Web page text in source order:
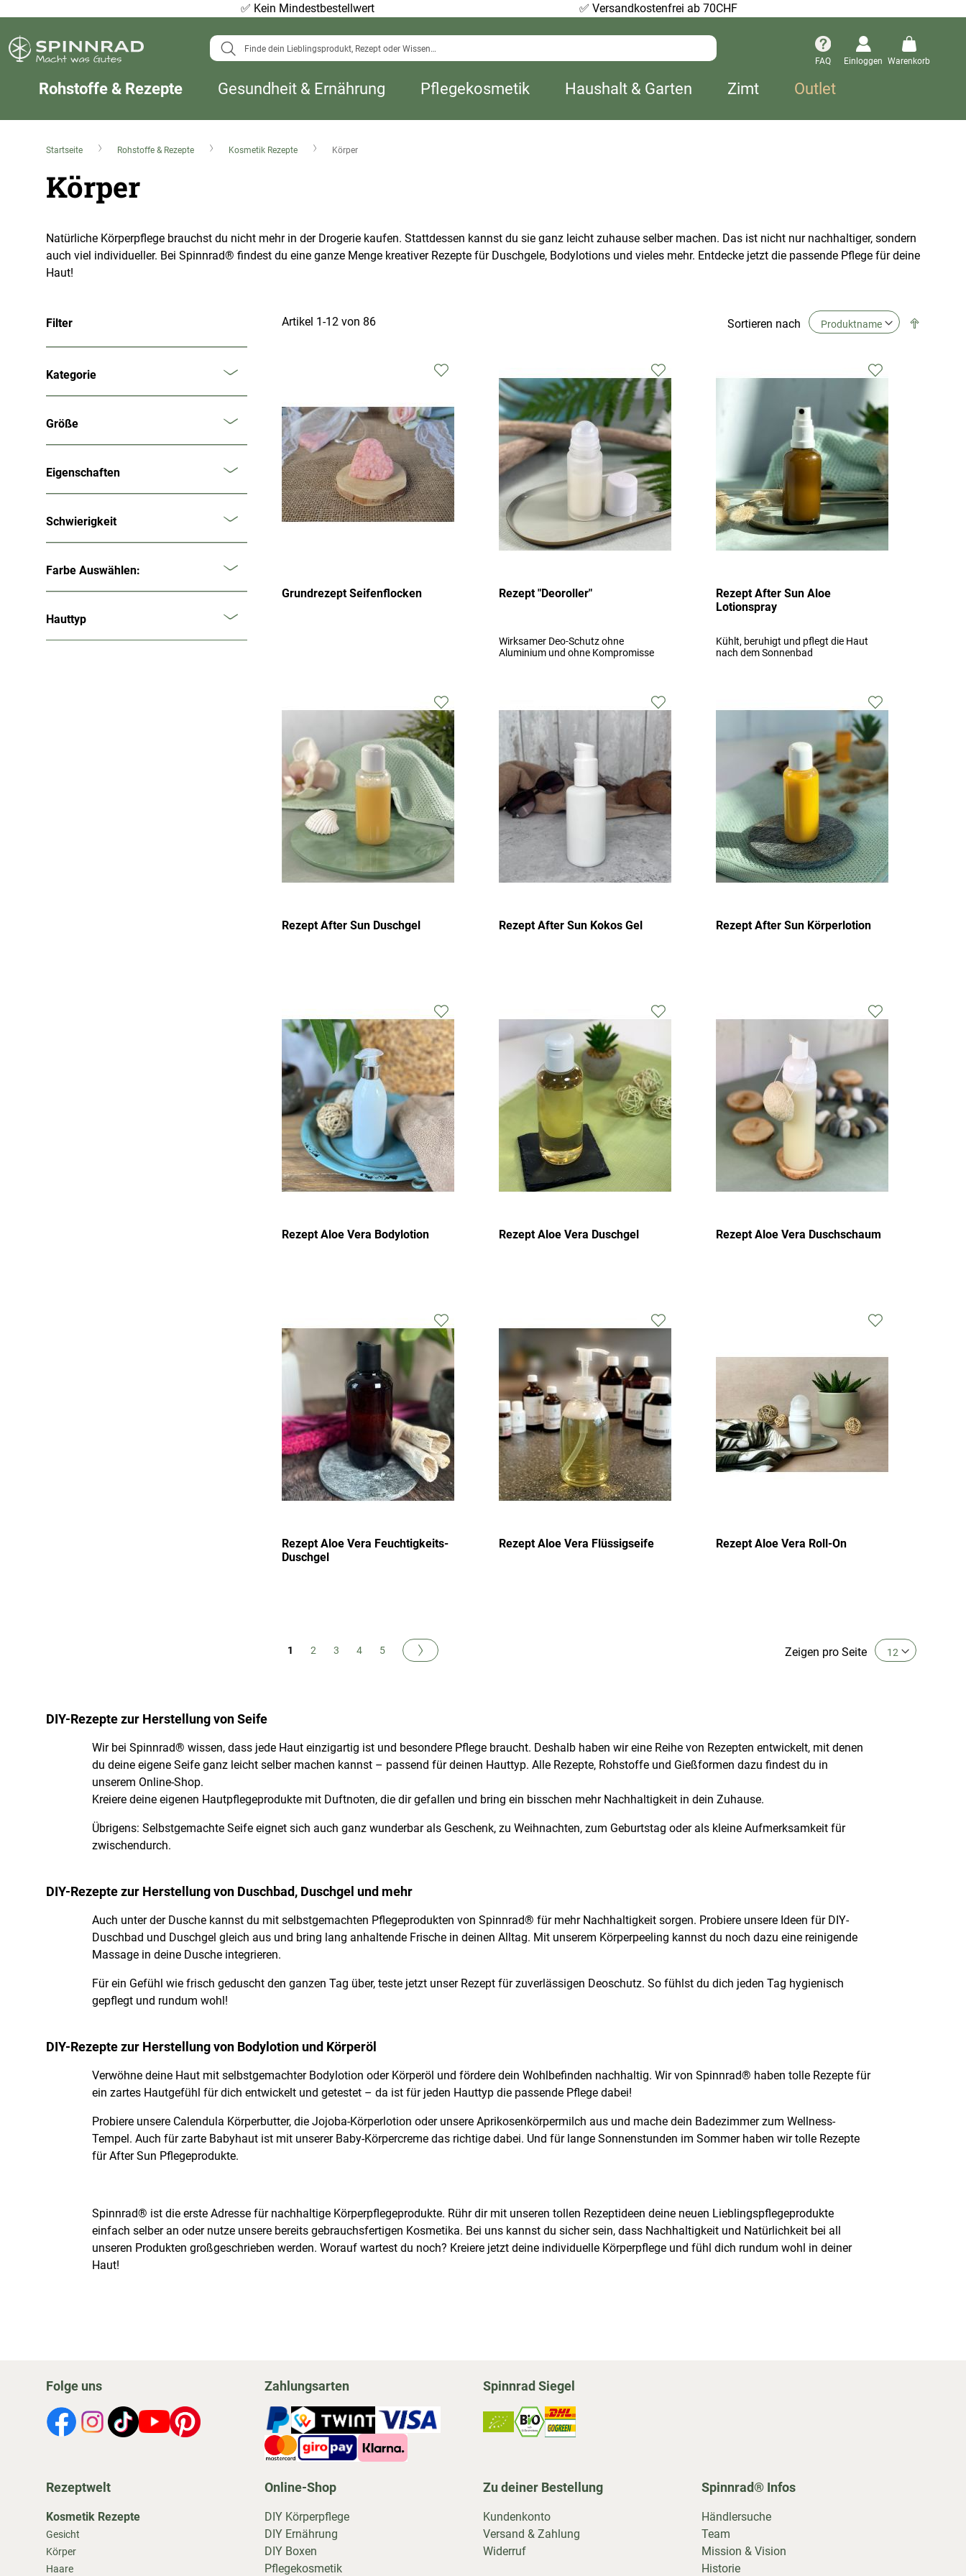
✅ Kein Mindestbestellwert ✅Versandkostenfrei ab 70CHF
Suche FAQ Einloggen Warenkorb
Rohstoffe & Rezepte Gesundheit & Ernährung Pflegekosmetik Haushalt & Garten Zimt Outlet
Startseite Rohstoffe & Rezepte Kosmetik Rezepte Körper
Körper
Natürliche Körperpflege brauchst du nicht mehr in der Drogerie kaufen. Stattdessen kannst du sie ganz leicht zuhause selber machen. Das ist nicht nur nachhaltiger, sondern
auch viel individueller. Bei Spinnrad® findest du eine ganze Menge kreativer Rezepte für Duschgele, Bodylotions und vieles mehr. Entdecke jetzt die passende Pflege für deine
Haut!
Filter
Kategorie
Größe
Eigenschaften
Schwierigkeit
Farbe Auswählen:
Hauttyp
Artikel 1-12 von 86 Sortieren nach
Grundrezept Seifenflocken
Wunschliste
hinzufügen
Rezept "Deoroller"
Wirksamer Deo-Schutz ohne
Aluminium und ohne Kompromisse
Wunschliste
hinzufügen
Rezept After Sun Aloe
Lotionspray
Kühlt, beruhigt und pflegt die Haut
nach dem Sonnenbad
Zur
hinzufügen
Rezept After Sun Duschgel
Wunschliste
hinzufügen
Rezept After Sun Kokos Gel Rezept After Sun Körperlotion
Zur
Wunschliste
hinzufügen
Rezept Aloe Vera Bodylotion
Wunschliste
hinzufügen
Rezept Aloe Vera Duschgel
hinzufügen
Rezept Aloe Vera Duschschaum
Zur
Rezept Aloe Vera Feuchtigkeits-
Duschgel
Wunschliste
hinzufügen
Rezept Aloe Vera Flüssigseife
hinzufügen
Rezept Aloe Vera Roll-On
Zur
Buchseite
Sie lesen gerade Seite
1 Buchseite
2 Buchseite
3 Buchseite
4 Buchseite
5 Buchseite
Nächste Zeigen pro Seite
DIY-Rezepte zur Herstellung von Seife
Wir bei Spinnrad® wissen, dass jede Haut einzigartig ist und besondere Pflege braucht. Deshalb haben wir eine Reihe von Rezepten entwickelt, mit denen
du deine eigene Seife ganz leicht selber machen kannst – passend für deinen Hauttyp. Alle Rezepte, Rohstoffe und Gießformen dazu findest du in
unserem Online-Shop.
Kreiere deine eigenen Hautpflegeprodukte mit Duftnoten, die dir gefallen und bring ein bisschen mehr Nachhaltigkeit in dein Zuhause.
Übrigens: Selbstgemachte Seife eignet sich auch ganz wunderbar als Geschenk, zu Weihnachten, zum Geburtstag oder als kleine Aufmerksamkeit für
zwischendurch.
DIY-Rezepte zur Herstellung von Duschbad, Duschgel und mehr
Auch unter der Dusche kannst du mit selbstgemachten Pflegeprodukten von Spinnrad® für mehr Nachhaltigkeit sorgen. Probiere unsere Ideen für DIY-
Duschbad und Duschgel gleich aus und bring lang anhaltende Frische in deinen Alltag. Mit unserem Körperpeeling kannst du noch dazu eine reinigende
Massage in deine Dusche integrieren.
Für ein Gefühl wie frisch geduscht den ganzen Tag über, teste jetzt unser Rezept für zuverlässigen Deoschutz. So fühlst du dich jeden Tag hygienisch
gepflegt und rundum wohl!
DIY-Rezepte zur Herstellung von Bodylotion und Körperöl
Verwöhne deine Haut mit selbstgemachter Bodylotion oder Körperöl und fördere dein Wohlbefinden nachhaltig. Wir von Spinnrad® haben tolle Rezepte für
ein zartes Hautgefühl für dich entwickelt und getestet – da ist für jeden Hauttyp die passende Pflege dabei!
Probiere unsere Calendula Körperbutter, die Jojoba-Körperlotion oder unsere Aprikosenkörpermilch aus und mache dein Badezimmer zum Wellness-
Tempel. Auch für zarte Babyhaut ist mit unserer Baby-Körpercreme das richtige dabei. Und für lange Sonnenstunden im Sommer haben wir tolle Rezepte
für After Sun Pflegeprodukte.
Spinnrad® ist die erste Adresse für nachhaltige Körperpflegeprodukte. Rühr dir mit unseren tollen Rezeptideen deine neuen Lieblingspflegeprodukte
einfach selber an oder nutze unsere bereits gebrauchsfertigen Kosmetika. Bei uns kannst du sicher sein, dass Nachhaltigkeit und Natürlichkeit bei all
unseren Produkten großgeschrieben werden. Worauf wartest du noch? Kreiere jetzt deine individuelle Körperpflege und fühl dich rundum wohl in deiner
Haut!
Folge uns Zahlungsarten Spinnrad Siegel
Rezeptwelt
Kosmetik Rezepte
Gesicht
Körper
Haare
Online-Shop
DIY Körperpflege
DIY Ernährung
DIY Boxen
Pflegekosmetik
Zu deiner Bestellung
Kundenkonto
Versand & Zahlung
Widerruf
Spinnrad® Infos
Händlersuche
Team
Mission & Vision
Historie